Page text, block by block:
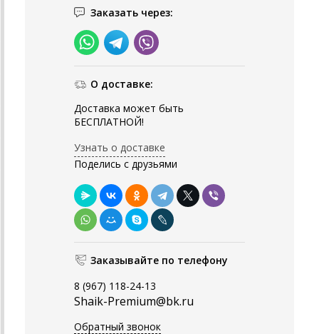
Заказать через:
О доставке:
Доставка может быть
БЕСПЛАТНОЙ!
Узнать о доставке
Поделись с друзьями
Заказывайте по телефону
8 (967) 118-24-13
Shaik-Premium@bk.ru
Обратный звонок